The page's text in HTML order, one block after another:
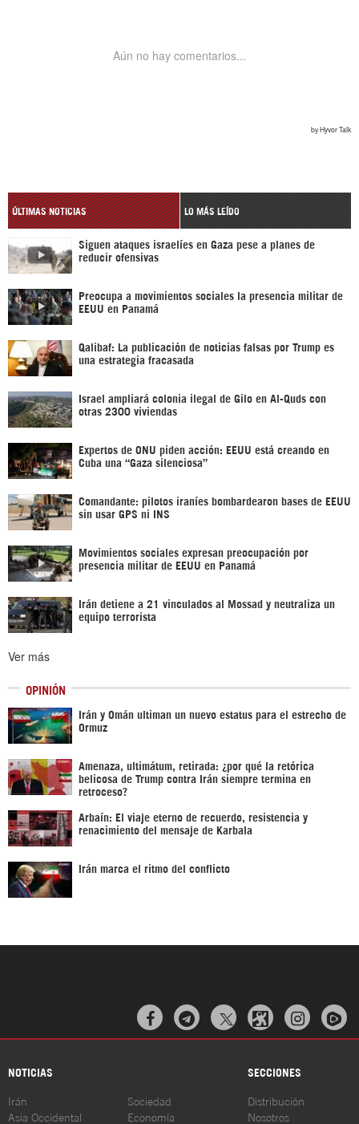
ÚLTIMAS NOTICIAS LO MÁS LEÍDO
Siguen ataques israelíes en Gaza pese a planes de
reducir ofensivas
Preocupa a movimientos sociales la presencia militar de
EEUU en Panamá
Qalibaf: La publicación de noticias falsas por Trump es
una estrategia fracasada
Israel ampliará colonia ilegal de Gilo en Al-Quds con
otras 2300 viviendas
Expertos de ONU piden acción: EEUU está creando en
Cuba una “Gaza silenciosa”
Comandante: pilotos iraníes bombardearon bases de EEUU
sin usar GPS ni INS
Movimientos sociales expresan preocupación por
presencia militar de EEUU en Panamá
Irán detiene a 21 vinculados al Mossad y neutraliza un
equipo terrorista
Ver más
OPINIÓN
Irán y Omán ultiman un nuevo estatus para el estrecho de
Ormuz
Amenaza, ultimátum, retirada: ¿por qué la retórica
belicosa de Trump contra Irán siempre termina en
retroceso?
Arbaín: El viaje eterno de recuerdo, resistencia y
renacimiento del mensaje de Karbala
Irán marca el ritmo del conflicto
  
NOTICIAS SECCIONES
Irán
Asia Occidental
Sociedad
Economía
Distribución
Nosotros